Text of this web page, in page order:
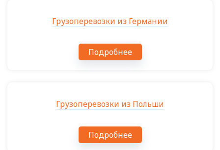
Грузоперевозки из Германии
Подробнее
Грузоперевозки из Польши
Подробнее